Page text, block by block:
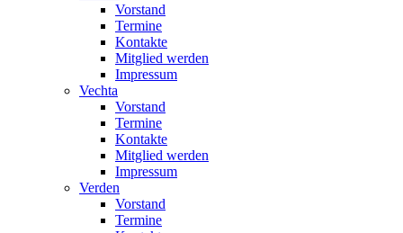
Vorstand
Termine
Kontakte
Mitglied werden
Impressum
Vechta
Vorstand
Termine
Kontakte
Mitglied werden
Impressum
Verden
Vorstand
Termine